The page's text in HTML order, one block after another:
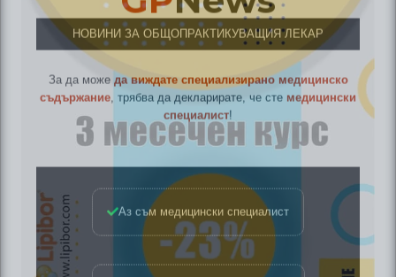
НОВИНИ ЗА ОБЩОПРАКТИКУВАЩИЯ ЛЕКАР
За да може
да виждате специализирано медицинско
съдържание , трябва да декларирате, че сте медицински
специалист!
Аз съм медицински специалист
Не съм медицински специалист